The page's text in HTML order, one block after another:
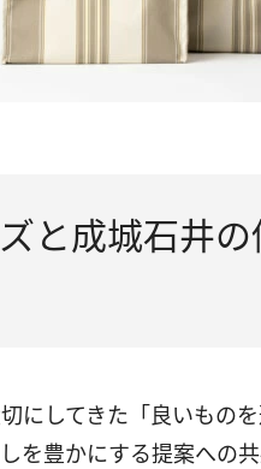
と成城石井
にしてきた「良いもの
を豊かにする提案への